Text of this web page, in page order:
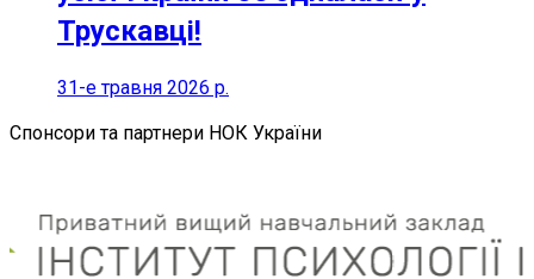
Трускавці!
31-е травня 2026 р.
Спонсори та партнери НОК України